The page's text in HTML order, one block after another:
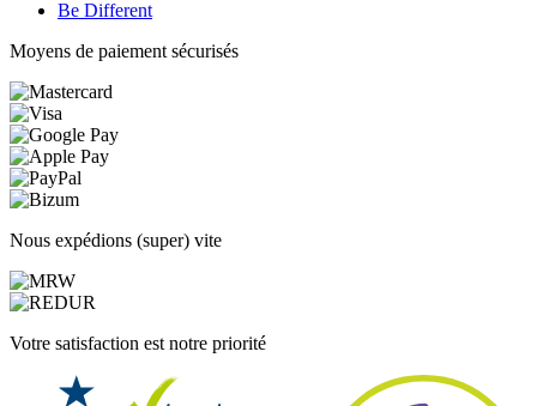
Be Different
Moyens de paiement sécurisés
Nous expédions (super) vite
Votre satisfaction est notre priorité